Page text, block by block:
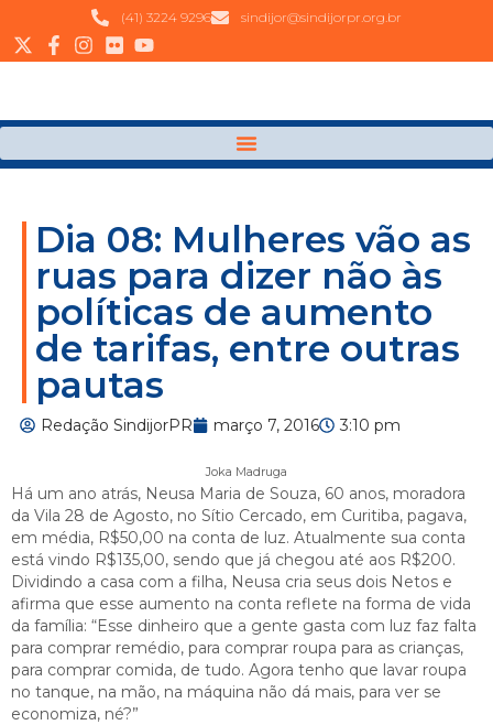
(41) 3224 9296 sindijor@sindijorpr.org.br
Dia 08: Mulheres vão as
ruas para dizer não às
políticas de aumento
de tarifas, entre outras
pautas
Redação SindijorPR março 7, 2016 3:10 pm
Joka Madruga
Há um ano atrás, Neusa Maria de Souza, 60 anos, moradora
da Vila 28 de Agosto, no Sítio Cercado, em Curitiba, pagava,
em média, R$50,00 na conta de luz. Atualmente sua conta
está vindo R$135,00, sendo que já chegou até aos R$200.
Dividindo a casa com a filha, Neusa cria seus dois Netos e
afirma que esse aumento na conta reflete na forma de vida
da família: “Esse dinheiro que a gente gasta com luz faz falta
para comprar remédio, para comprar roupa para as crianças,
para comprar comida, de tudo. Agora tenho que lavar roupa
no tanque, na mão, na máquina não dá mais, para ver se
economiza, né?”